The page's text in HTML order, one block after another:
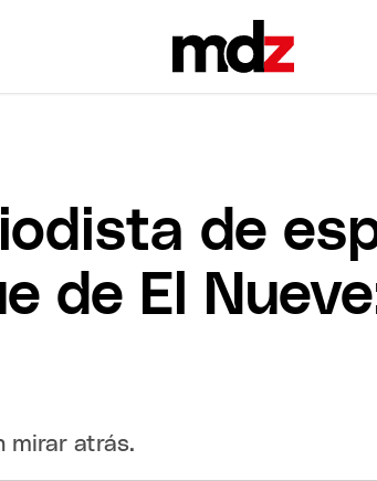
de
de El
mirar atrás.